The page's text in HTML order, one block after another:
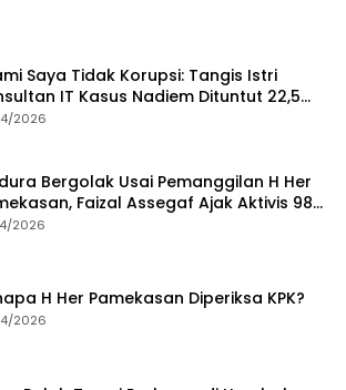
Saya Tidak Korupsi: Tangis Istri
IT Kasus Nadiem Dituntut 22,5
2026
Bergolak Usai Pemanggilan H Her
Faizal Assegaf Ajak Aktivis 98
Permainan KPK
2026
H Her Pamekasan Diperiksa KPK?
2026